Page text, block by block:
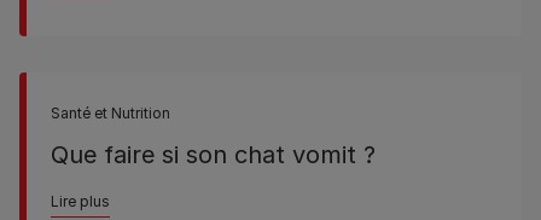
Santé et Nutrition
Que faire si son chat vomit ?
Lire plus